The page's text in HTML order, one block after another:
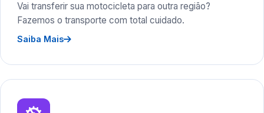
Vai transferir sua motocicleta para outra região?
Fazemos o transporte com total cuidado.
Saiba Mais